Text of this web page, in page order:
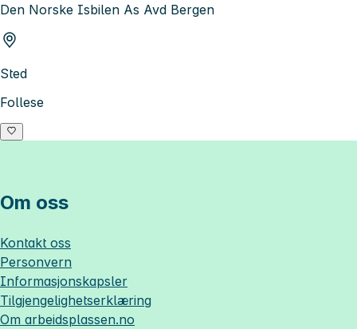
Den Norske Isbilen As Avd Bergen
Sted
Follese
Om oss
Kontakt oss
Personvern
Informasjonskapsler
Tilgjengelighetserklæring
Om arbeidsplassen.no